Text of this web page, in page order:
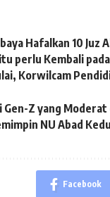
Hafalkan 10 Juz
perlu Kembali
Korwilcam
Gen-Z yang
NU Abad
Facebook